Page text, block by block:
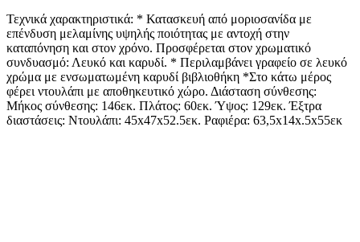
Τεχνικά χαρακτηριστικά: * Κατασκευή από μοριοσανίδα με
επένδυση μελαμίνης υψηλής ποιότητας με αντοχή στην
καταπόνηση και στον χρόνο. Προσφέρεται στον χρωματικό
συνδυασμό: Λευκό και καρυδί. * Περιλαμβάνει γραφείο σε λευκό
χρώμα με ενσωματωμένη καρυδί βιβλιοθήκη *Στο κάτω μέρος
φέρει ντουλάπι με αποθηκευτικό χώρο. Διάσταση σύνθεσης:
Μήκος σύνθεσης: 146εκ. Πλάτος: 60εκ. Ύψος: 129εκ. Έξτρα
διαστάσεις: Ντουλάπι: 45x47x52.5εκ. Ραφιέρα: 63,5x14x.5x55εκ